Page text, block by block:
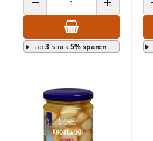
ANZAHL VERRINGERN ANZAHL
ab3Stück5% sparen